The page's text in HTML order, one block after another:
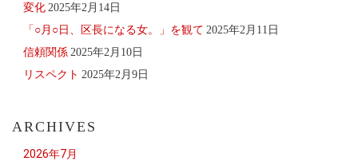
変化 2025年2月14日
「○月○日、区長になる女。」を観て 2025年2月11日
信頼関係 2025年2月10日
リスペクト 2025年2月9日
ARCHIVES
2026年7月